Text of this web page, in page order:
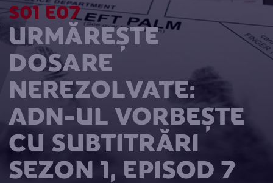
S01 E07
URMĂREȘTE
DOSARE
NEREZOLVATE:
ADN-UL VORBEȘTE
CU SUBTITRĂRI
SEZON 1, EPISOD 7